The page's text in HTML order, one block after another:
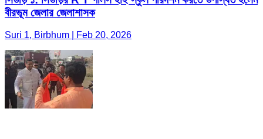
বীরভূম জেলার জেলাশাসক
Suri 1, Birbhum | Feb 20, 2026